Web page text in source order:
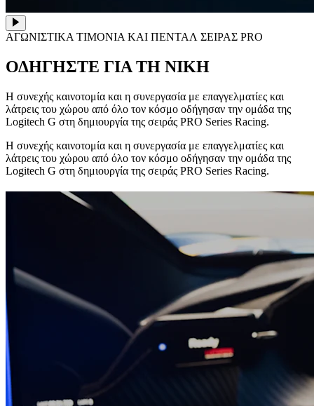
ΑΓΩΝΙΣΤΙΚΑ ΤΙΜΟΝΙΑ ΚΑΙ ΠΕΝΤΑΛ ΣΕΙΡΑΣ PRO
ΟΔΗΓΗΣΤΕ ΓΙΑ ΤΗ ΝΙΚΗ
Η συνεχής καινοτομία και η συνεργασία με επαγγελματίες και
λάτρεις του χώρου από όλο τον κόσμο οδήγησαν την ομάδα της
Logitech G στη δημιουργία της σειράς PRO Series Racing.
Η συνεχής καινοτομία και η συνεργασία με επαγγελματίες και
λάτρεις του χώρου από όλο τον κόσμο οδήγησαν την ομάδα της
Logitech G στη δημιουργία της σειράς PRO Series Racing.